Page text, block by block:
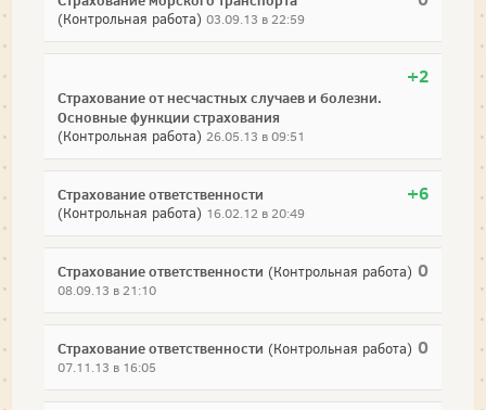
(Контрольная работа) 03.09.13 в 22:59
+2
Страхование от несчастных случаев и болезни.
Основные функции страхования
(Контрольная работа) 26.05.13 в 09:51
+6
Страхование ответственности
(Контрольная работа) 16.02.12 в 20:49
0
Страхование ответственности (Контрольная работа)
08.09.13 в 21:10
0
Страхование ответственности (Контрольная работа)
07.11.13 в 16:05